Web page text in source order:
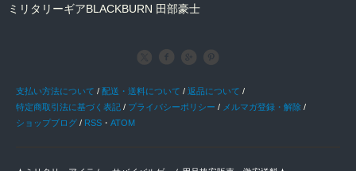
ミリタリーギアBLACKBURN 田部豪士
支払い方法について / 配送・送料について / 返品について /
特定商取引法に基づく表記 / プライバシーポリシー / メルマガ登録・解除 /
ショップブログ / RSS ・ ATOM